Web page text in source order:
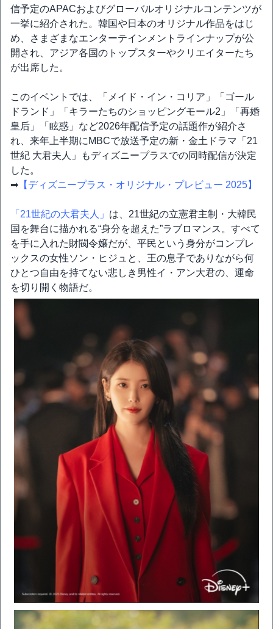
信予定のAPACおよびグローバルオリジナルコンテンツが
一挙に紹介された。韓国や日本のオリジナル作品をはじ
め、さまざまなエンターテインメントラインナップが公
開され、アジア各国のトップスターやクリエイターたち
が出席した。
このイベントでは、「メイド・イン・コリア」「ゴール
ドランド」「キラーたちのショッピングモール2」「再婚
皇后」「眩惑」など2026年配信予定の話題作が紹介さ
れ、来年上半期にMBCで放送予定の新・金土ドラマ「21
世紀 大君夫人」もディズニープラスでの同時配信が決定
した。
➡ 【ディズニープラス・オリジナル・プレビュー 2025】
「21世紀の大君夫人」 は、21世紀の立憲君主制・大韓民
国を舞台に描かれる“身分を超えた”ラブロマンス。すべて
を手に入れた財閥令嬢だが、平民という身分がコンプレ
ックスの女性ソン・ヒジュと、王の息子でありながら何
ひとつ自由を持てない悲しき男性イ・アン大君の、運命
を切り開く物語だ。